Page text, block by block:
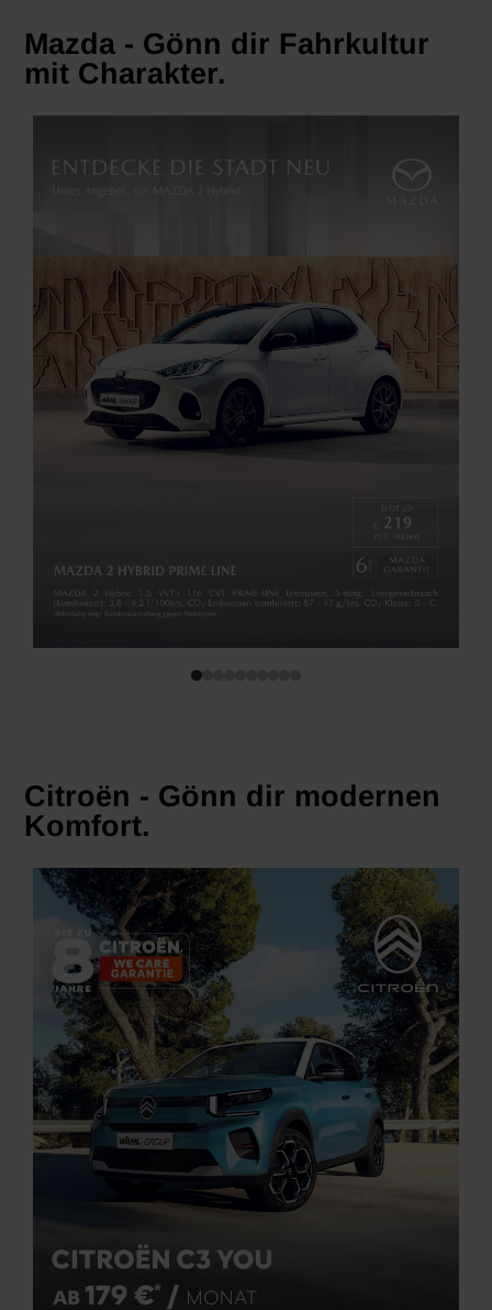
Mazda - Gönn dir Fahrkultur
mit Charakter.
Citroën - Gönn dir modernen
Komfort.